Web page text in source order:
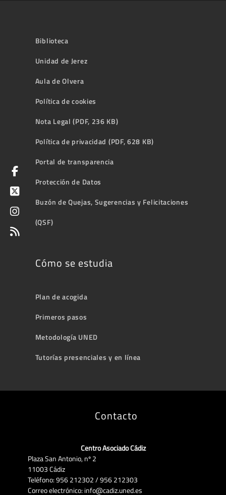
Biblioteca
Unidad de Jerez
Aula de Olvera
Política de cookies
Nota Legal (PDF, 236 KB)
Política de privacidad (PDF, 628 KB)
Portal de transparencia
Protección de Datos
Buzón de Quejas, Sugerencias y Felicitaciones
(QSF)
Cómo se estudia
Plan de acogida
Primeros pasos
Metodología UNED
Tutorías presenciales y en línea
Contacto
Centro Asociado Cádiz
Plaza San Antonio, nº 2
11003 Cádiz
Teléfono: 956 212302 / 956 212303
Correo electrónico: info@cadiz.uned.es